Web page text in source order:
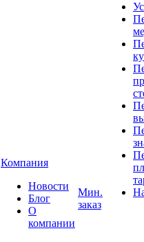
Компания
Новости
Блог
О
компании
Мин.
заказ